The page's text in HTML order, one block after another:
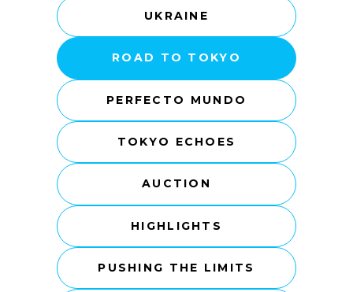
UKRAINE
ROAD TO TOKYO
PERFECTO MUNDO
TOKYO ECHOES
AUCTION
HIGHLIGHTS
PUSHING THE LIMITS